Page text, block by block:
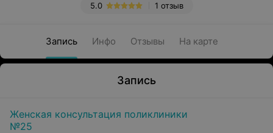
1 отзыв
5.0
Запись Инфо Отзывы На карте
Запись
Женская консультация поликлиники
№25